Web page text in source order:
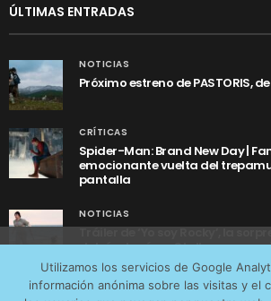
ÚLTIMAS ENTRADAS
NOTICIAS
Próximo estreno de PASTORIS,
CRÍTICAS
Spider-Man: Brand New Day |
emocionante vuelta del
pantalla
NOTICIAS
Tráiler de ‘Yo soy Rocky’, la
detrás de cómo Stallone se
Utilizamos los servicios de Google
información anónima sobre las visitas y el
tráfico web que recibimos y conocer